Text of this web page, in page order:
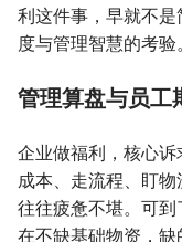
利这件事，早就不
度与管理智慧的考验。
管理算盘与员工
企业做福利，核心
成本、走流程、盯
往往疲惫不堪。可
在不缺基础物资，